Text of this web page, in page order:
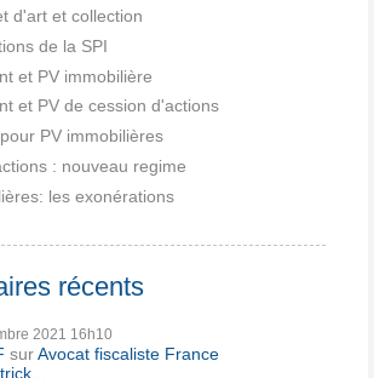
d'art et collection
de la SPI
et PV immobilière
et PV de cession d'actions
PV immobilières
: nouveau regime
les exonérations
récents
2021 16h10
surAvocat fiscaliste France